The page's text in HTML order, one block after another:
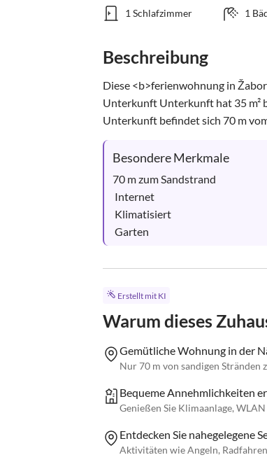
1 Schlafzimmer 1
Beschreibung
Diese <b>ferienwohnung in
Unterkunft Unterkunft hat 35 m²
Unterkunft befindet sich 70 m
Besondere Merkmale
70 m zum Sandstrand
Garten
Erstellt mit KI
Warum dieses
Gemütliche Wohnung in der
Nur 70 m von sandigen Stränden
Bequeme Annehmlichkeiten
Genießen Sie Klimaanlage,
Entdecken Sie nahegelegene
Aktivitäten wie Angeln,